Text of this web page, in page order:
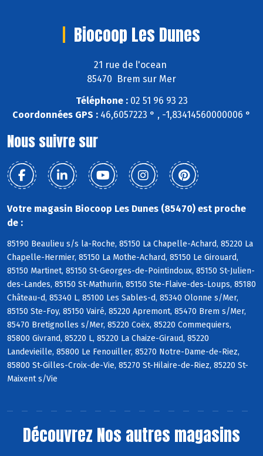
Biocoop Les Dunes
21 rue de l'ocean
85470 Brem sur Mer
Téléphone :02 51 96 93 23
Coordonnées GPS : 46,6057223 ° , -1,83414560000006 °
Nous suivre sur
Votre magasin Biocoop Les Dunes (85470) est proche
de :
85190 Beaulieu s/s la-Roche, 85150 La Chapelle-Achard, 85220 La
Chapelle-Hermier, 85150 La Mothe-Achard, 85150 Le Girouard,
85150 Martinet, 85150 St-Georges-de-Pointindoux, 85150 St-Julien-
des-Landes, 85150 St-Mathurin, 85150 Ste-Flaive-des-Loups, 85180
Château-d, 85340 L, 85100 Les Sables-d, 85340 Olonne s/Mer,
85150 Ste-Foy, 85150 Vairé, 85220 Apremont, 85470 Brem s/Mer,
85470 Bretignolles s/Mer, 85220 Coëx, 85220 Commequiers,
85800 Givrand, 85220 L, 85220 La Chaize-Giraud, 85220
Landevieille, 85800 Le Fenouiller, 85270 Notre-Dame-de-Riez,
85800 St-Gilles-Croix-de-Vie, 85270 St-Hilaire-de-Riez, 85220 St-
Maixent s/Vie
Découvrez Nos autres magasins